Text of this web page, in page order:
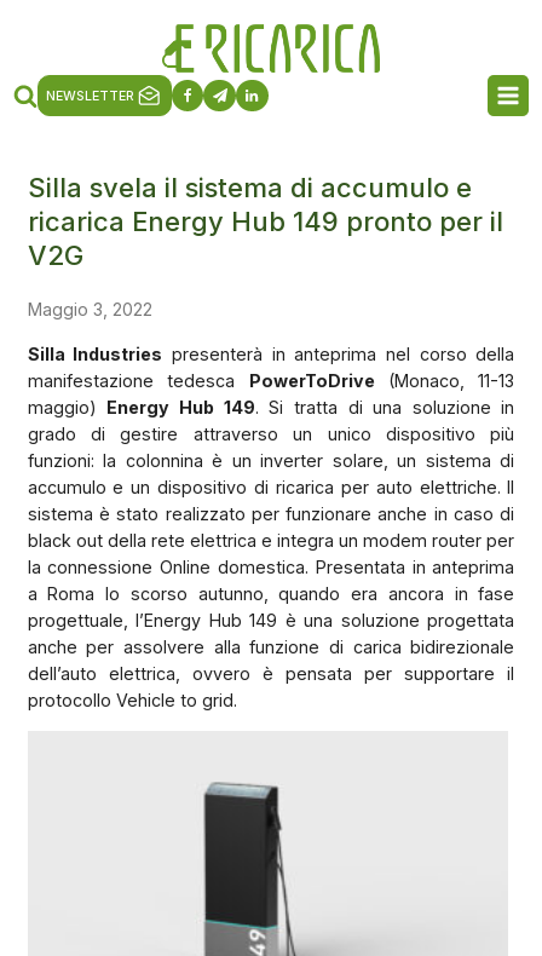
NEWSLETTER
Silla svela il sistema di accumulo e
ricarica Energy Hub 149 pronto per il
V2G
Maggio 3, 2022
Silla Industries presenterà in anteprima nel corso della
manifestazione tedesca PowerToDrive (Monaco, 11-13
maggio) Energy Hub 149. Si tratta di una soluzione in
grado di gestire attraverso un unico dispositivo più
funzioni: la colonnina è un inverter solare, un sistema di
accumulo e un dispositivo di ricarica per auto elettriche. Il
sistema è stato realizzato per funzionare anche in caso di
black out della rete elettrica e integra un modem router per
la connessione Online domestica. Presentata in anteprima
a Roma lo scorso autunno, quando era ancora in fase
progettuale, l’Energy Hub 149 è una soluzione progettata
anche per assolvere alla funzione di carica bidirezionale
dell’auto elettrica, ovvero è pensata per supportare il
protocollo Vehicle to grid.